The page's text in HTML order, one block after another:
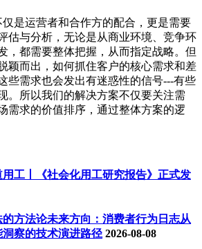
是运营者和合作方的配合，更是需要
估与分析，无论是从商业环境、竞争环
，都需要整体把握，从而指定战略。但
颖而出，如何抓住客户的核心需求和差
些需求也会发出有迷惑性的信号---有些
。所以我们的解决方案不仅要关注需
需求的价值排序，通过整体方案的逻
工丨《社会化用工研究报告》正式发
方法论未来方向：消费者行为日志从
察的技术演进路径 2026-08-08